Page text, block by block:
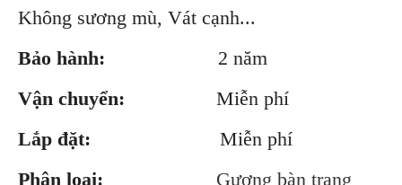
Không sương mù, Vát cạnh...
Bảo hành: 2 năm
Vận chuyển:
Miễn phí
Lắp đặt: Miễn phí
Phân loại:
Gương bàn trang